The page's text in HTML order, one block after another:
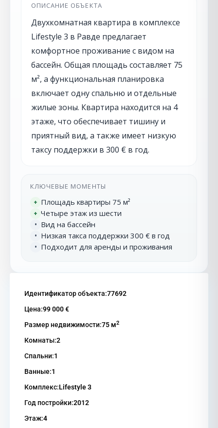
ОПИСАНИЕ ОБЪЕКТА
Двухкомнатная квартира в комплексе
Lifestyle 3 в Равде предлагает
комфортное проживание с видом на
бассейн. Общая площадь составляет 75
м², а функциональная планировка
включает одну спальню и отдельные
жилые зоны. Квартира находится на 4
этаже, что обеспечивает тишину и
приятный вид, а также имеет низкую
таксу поддержки в 300 € в год.
КЛЮЧЕВЫЕ МОМЕНТЫ
+ Площадь квартиры 75 м²
+ Четыре этаж из шести
• Вид на бассейн
• Низкая такса поддержки 300 € в год
• Подходит для аренды и проживания
Идентификатор объекта:77692
Цена:99 000 €
Размер недвижимости:75 м2
Комнаты:2
Спальни:1
Ванные:1
Комплекс:Lifestyle 3
Год постройки:2012
Этаж:4